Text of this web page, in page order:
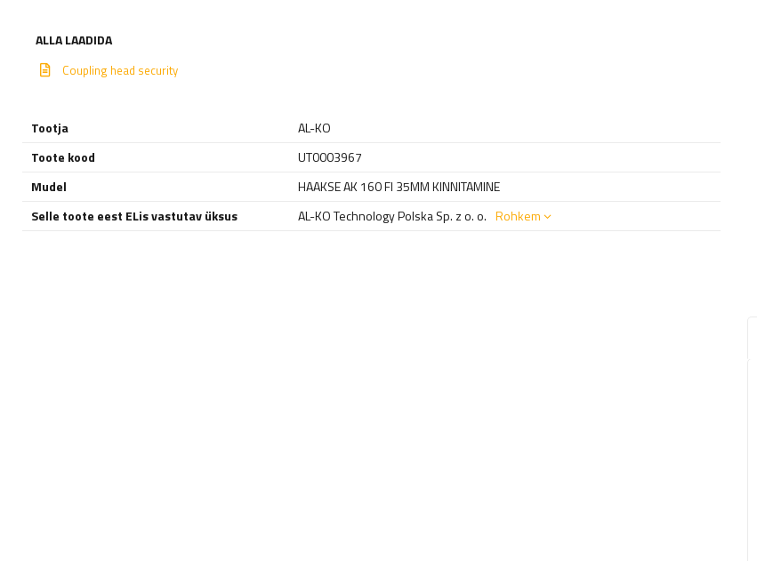
ALLA LAADIDA
Coupling head security
Tootja
AL-KO
Toote kood
UT0003967
Mudel
HAAKSE AK 160 FI 35MM KINNITAMINE
Selle toote eest ELis vastutav üksus
AL-KO Technology Polska Sp. z o. o. Rohkem